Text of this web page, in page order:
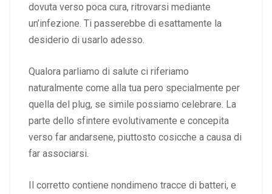
dovuta verso poca cura, ritrovarsi mediante
un’infezione. Ti passerebbe di esattamente la
desiderio di usarlo adesso.
Qualora parliamo di salute ci riferiamo
naturalmente come alla tua pero specialmente per
quella del plug, se simile possiamo celebrare. La
parte dello sfintere evolutivamente e concepita
verso far andarsene, piuttosto cosicche a causa di
far associarsi.
Il corretto contiene nondimeno tracce di batteri, e